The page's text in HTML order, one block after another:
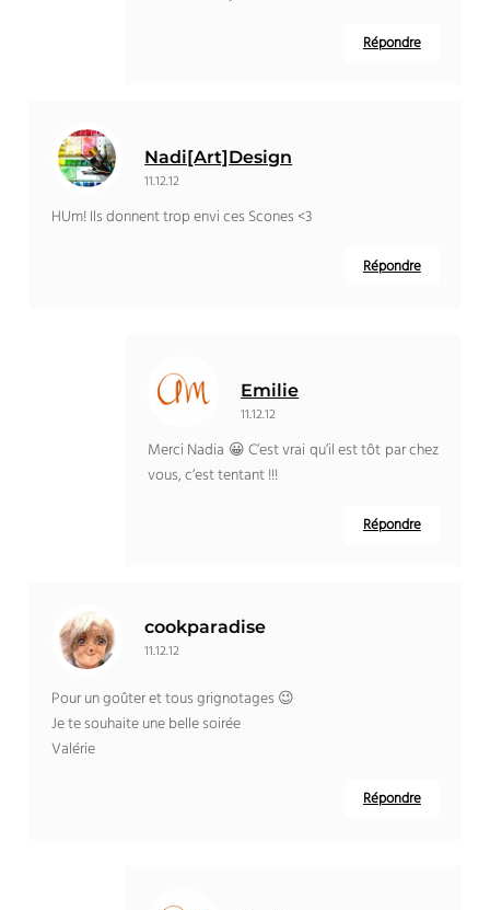
Répondre
Nadi[Art]Design
11.12.12
HUm! Ils donnent trop envi ces Scones <3
Répondre
Emilie
11.12.12
Merci Nadia 😀 C’est vrai qu’il est tôt par chez
vous, c’est tentant !!!
Répondre
cookparadise
11.12.12
Pour un goûter et tous grignotages 😉
Je te souhaite une belle soirée
Valérie
Répondre